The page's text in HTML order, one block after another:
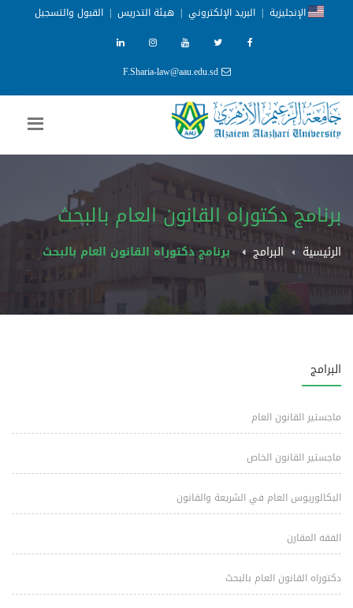
الإنجليزية | البريد الإلكتروني | هيئة التدريس | القبول والتسجيل
F.Sharia-law@aau.edu.sd
برنامج دكتوراه القانون العام بالبحث
الرئيسية البرامج برنامج دكتوراه القانون العام بالبحث
البرامج
ماجستير القانون العام
ماجستير القانون الخاص
البكالوريوس العام في الشريعة والقانون
الفقه المقارن
دكتوراه القانون العام بالبحث